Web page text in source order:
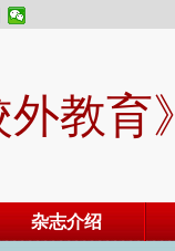
外教育》
杂志介绍